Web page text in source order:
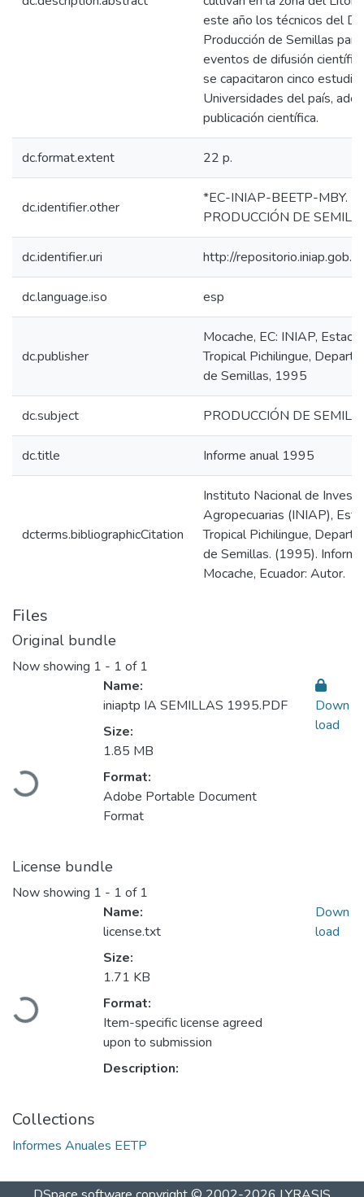
este año los técnicos del
Producción de Semillas
eventos de difusión
se capacitaron cinco
Universidades del país,
publicación científica.
dc.format.extent 22 p.
dc.identifier.other
*EC-INIAP-BEETP-MBY.
PRODUCCIÓN DE
dc.identifier.uri http://
dc.language.iso esp
dc.publisher
Mocache, EC: INIAP,
Tropical Pichilingue,
de Semillas, 1995
dc.subject PRODUCCIÓN DE
dc.title Informe anual 1995
dcterms.bibliographicCitation
Instituto Nacional de
Agropecuarias (INIAP),
Tropical Pichilingue,
de Semillas. (1995).
Mocache, Ecuador: Autor.
Files
Original bundle
Now showing 1 - 1 of 1
Loading...
Name:
iniaptp IA SEMILLAS 1995.PDF
Size:
1.85 MB
Format:
Adobe Portable Document
Format
Down
load
License bundle
Now showing 1 - 1 of 1
Loading...
Name:
license.txt
Size:
1.71 KB
Format:
Item-specific license agreed
upon to submission
Description:
Down
load
Collections
Informes Anuales EETP